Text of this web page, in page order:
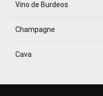
Vino de Burdeos
Champagne
Cava